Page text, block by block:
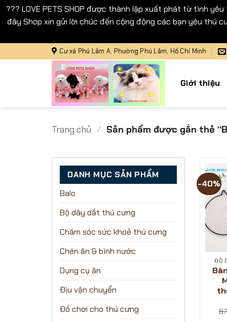
??? LOVE PETS SHOP được thành lập xuất phát từ tình
đây Shop xin gửi lời chúc đến cộng động các bạn yêu thú
qua
Cư xá Phú Lâm A, Phường Phú Lâm, Hồ Chí Minh
Giới thiệu
Trang chủ / Sản phẩm được gắn thẻ
DANH MỤC SẢN PHẨM
Balo
Bộ dây dắt thú cưng
Chăm sóc sức khoẻ thú cưng
Chén ăn & bình nước
Dụng cụ ăn
Địu vận chuyển
Đồ chơi cho thú cưng
-40%
ĐỒ